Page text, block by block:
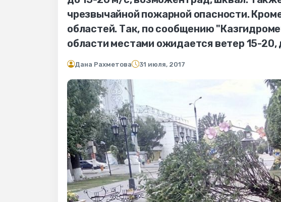
чрезвычайной пожарной опасности.
областей. Так, по сообщению
области местами ожидается ветер 15-
Дана Рахметова 31 июля, 2017